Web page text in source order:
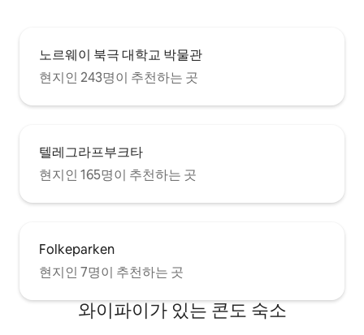
노르웨이 북극 대학교 박물관
현지인 243명이 추천하는 곳
텔레그라프부크타
현지인 165명이 추천하는 곳
Folkeparken
현지인 7명이 추천하는 곳
와이파이가 있는 콘도 숙소